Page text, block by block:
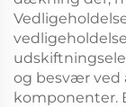
og besvær ved
komponenter.